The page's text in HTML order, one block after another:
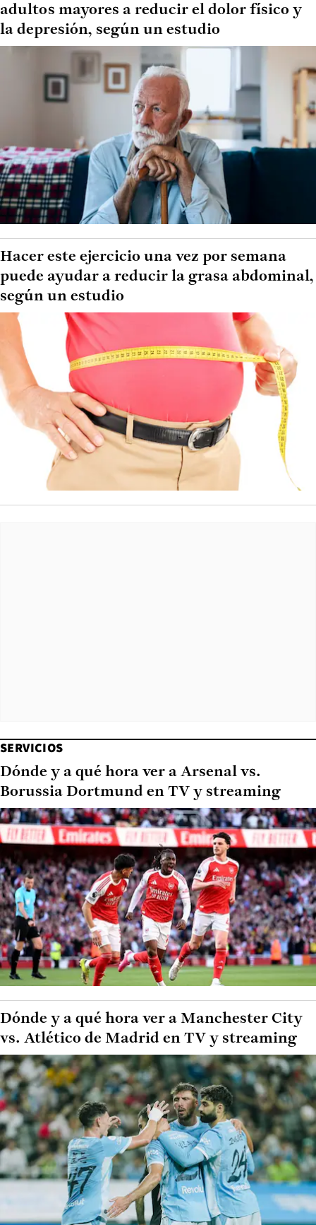
adultos mayores a reducir el dolor físico y
la depresión, según un estudio
Hacer este ejercicio una vez por semana
puede ayudar a reducir la grasa abdominal,
según un estudio
SERVICIOS
Dónde y a qué hora ver a Arsenal vs.
Borussia Dortmund en TV y streaming
Dónde y a qué hora ver a Manchester City
vs. Atlético de Madrid en TV y streaming